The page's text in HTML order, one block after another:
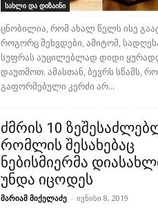
სახლი და დიზაინი
ცნობილია, რომ ახალ წელს ისე
როგორც შეხვდები, ამიტომ,
სუფრას აუცილებლად დიდი
დაუთმოთ. ამასთან, ბევრს სწამს,
გაფორმებული კერძი არ...
ძმრის 10
რომლის შესახებაც
ნებისმიერმა
უნდა იცოდეს
მარიამ მიქელაძე - ივნისი 8, 2019